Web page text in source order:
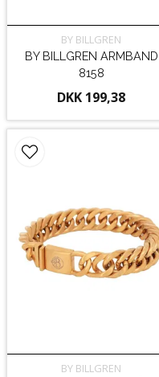
BY BILLGREN
BY BILLGREN ARMBAND
8158
DKK 199,38
BY BILLGREN